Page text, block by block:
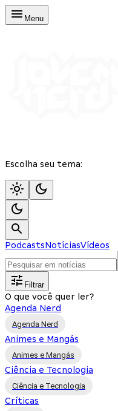
Menu
Escolha seu tema:
PodcastsNotíciasVídeos
Filtrar
O que você quer ler?
Agenda Nerd
Agenda Nerd
Animes e Mangás
Animes e Mangás
Ciência e Tecnologia
Ciência e Tecnologia
Críticas